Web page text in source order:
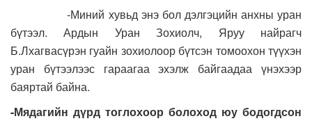
-Миний хувьд энэ бол дэлгэцийн анхны уран
бүтээл. Ардын Уран Зохиолч, Яруу найрагч
Б.Лхагвасүрэн гуайн зохиолоор бүтсэн томоохон түүхэн
уран бүтээлээс гараагаа эхэлж байгаадаа үнэхээр
баяртай байна.
-Мядагийн дүрд тоглохоор болоход юу бодогдсон